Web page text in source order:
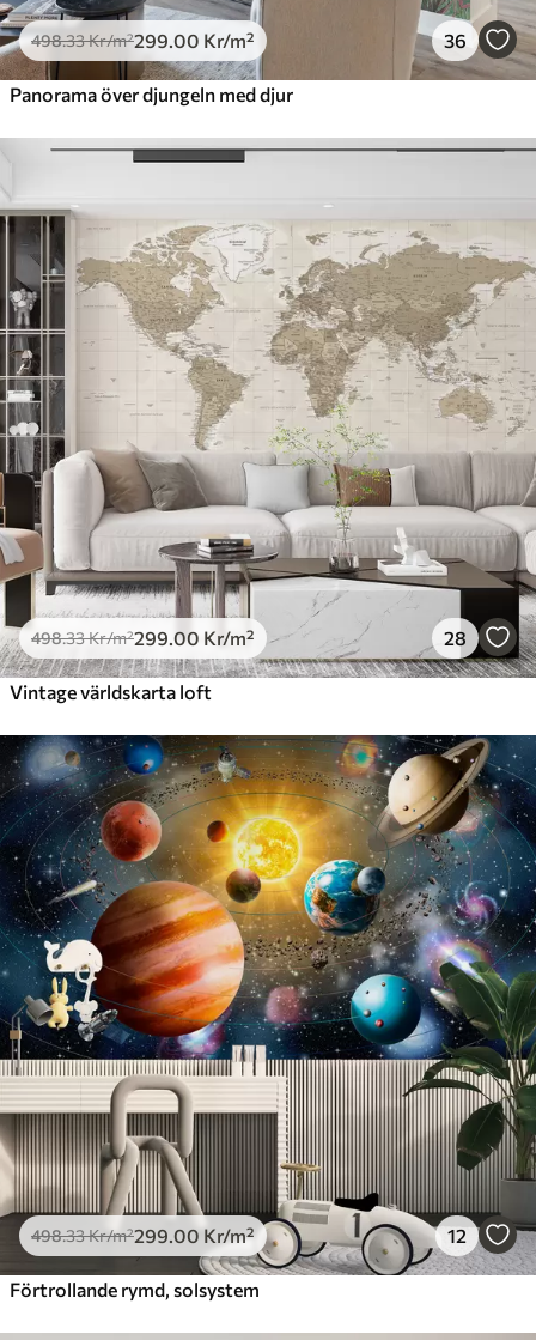
498.33Kr/m²299 .00 Kr/m² 36
Panorama över djungeln med djur
498.33Kr/m²299 .00 Kr/m² 28
Vintage världskarta loft
498.33Kr/m²299 .00 Kr/m² 12
Förtrollande rymd, solsystem